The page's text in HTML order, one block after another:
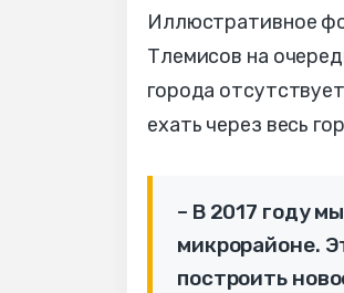
Иллюстративное
Тлемисов на
города
ехать через весь
– В 2017 году
микрорайоне.
построить